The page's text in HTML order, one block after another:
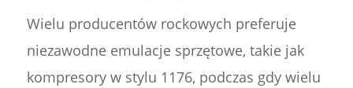
Wielu producentów rockowych preferuje
niezawodne emulacje sprzętowe, takie jak
kompresory w stylu 1176, podczas gdy wielu